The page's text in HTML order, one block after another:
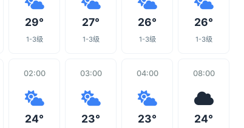
29°
1-3级
27°
1-3级
26°
1-3级
26°
1-3级
02:00
24°
03:00
23°
04:00
23°
08:00
24°